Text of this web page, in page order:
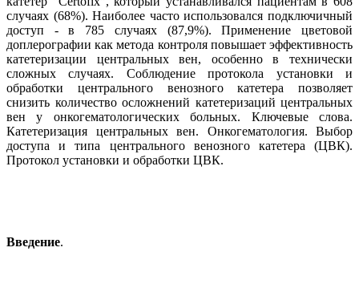
случаях (68%). Наиболее часто использовался подключичный
доступ - в 785 случаях (87,9%). Применение цветовой
доплерографии как метода контроля повышает эффективность
катетеризации центральных вен, особенно в технически
сложных случаях. Соблюдение протокола установки и
обработки центрального венозного катетера позволяет
снизить количество осложнений катетеризаций центральных
вен у онкогематологических больных. Ключевые слова.
Катетеризация центральных вен. Онкогематология. Выбор
доступа и типа центрального венозного катетера (ЦВК).
Протокол установки и обработки ЦВК.
Введение.